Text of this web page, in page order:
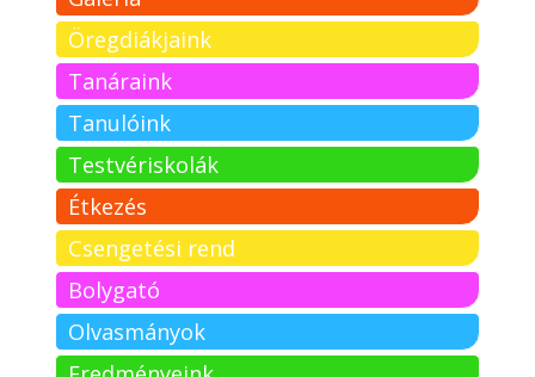
Öregdiákjaink
Tanáraink
Tanulóink
Testvériskolák
Étkezés
Csengetési rend
Bolygató
Olvasmányok